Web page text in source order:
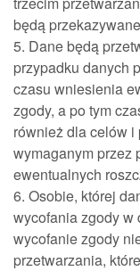
będą
5. Dane będą
przypadku danych
czasu wniesienia
zgody, a po tym
również dla celów i
wymaganym przez
ewentualnych
6. Osobie, której
wycofania zgody w
wycofanie zgody
przetwarzania,